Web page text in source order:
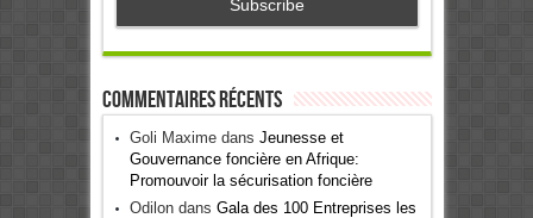
Commentaires récents
Goli Maximedans Jeunesse et
Gouvernance foncière en Afrique:
Promouvoir la sécurisation foncière
Odilondans Gala des 100 Entreprises les